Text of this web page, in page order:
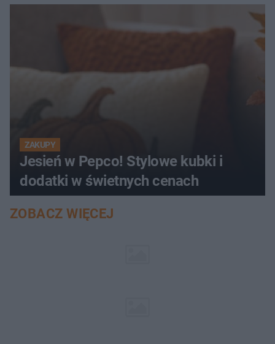
ZAKUPY
Jesień w Pepco! Stylowe kubki i
dodatki w świetnych cenach
ZOBACZ WIĘCEJ